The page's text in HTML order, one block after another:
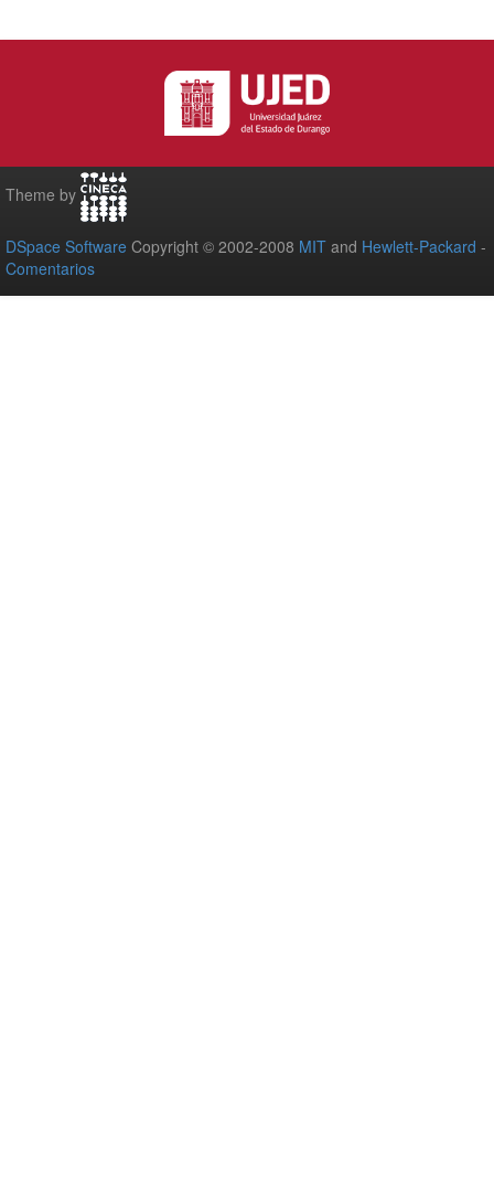
Theme by
DSpace Software Copyright © 2002-2008 MIT and Hewlett-Packard -
Comentarios